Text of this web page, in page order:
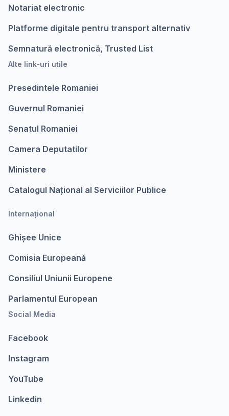
Notariat electronic
Platforme digitale pentru transport alternativ
Semnatură electronică, Trusted List
Alte link-uri utile
Presedintele Romaniei
Guvernul Romaniei
Senatul Romaniei
Camera Deputatilor
Ministere
Catalogul Național al Serviciilor Publice
Internațional
Ghișee Unice
Comisia Europeanǎ
Consiliul Uniunii Europene
Parlamentul European
Social Media
Facebook
Instagram
YouTube
Linkedin